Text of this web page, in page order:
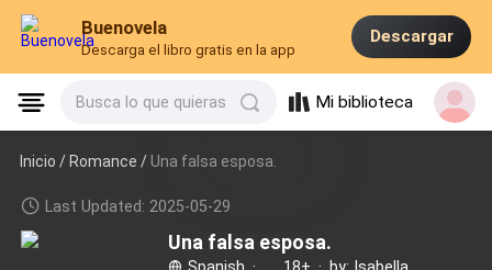
Buenovela
Descarga el libro gratis en la app
Descargar
Busca lo que quieras Mi biblioteca
Inicio /Romance / Una falsa esposa.
Last Updated: 2025-05-29
Una falsa esposa.